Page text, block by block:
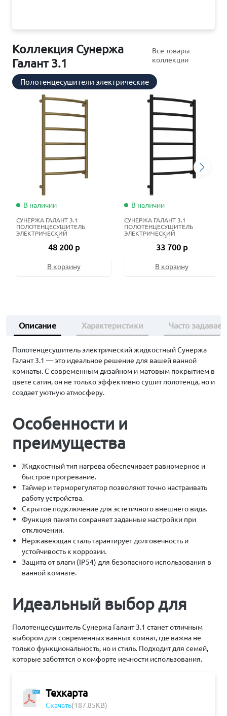
Коллекция Сунержа
Галант 3.1
Все товары
коллекции
Полотенцесушители электрические
В наличии
СУНЕРЖА ГАЛАНТ 3.1
ПОЛОТЕНЦЕСУШИТЕЛЬ
ЭЛЕКТРИЧЕСКИЙ
ЖИДКОСТНЫЙ 80Х50 СМ
СОСТАРЕННАЯ БРОНЗА
48 200 р
В корзину
В наличии
СУНЕРЖА ГАЛАНТ 3.1
ПОЛОТЕНЦЕСУШИТЕЛЬ
ЭЛЕКТРИЧЕСКИЙ
ЖИДКОСТНЫЙ 80Х50 СМ
МАТОВЫЙ ЧЁРНЫЙ
33 700 р
В корзину
Описание Характеристики Часто
Техкарта
Скачать(187.85KB)
Полотенцесушитель электрический жидкостный Сунержа
Галант 3.1 — это идеальное решение для вашей ванной
комнаты. С современным дизайном и матовым покрытием в
цвете сатин, он не только эффективно сушит полотенца, но и
создает уютную атмосферу.
Особенности и
преимущества
Жидкостный тип нагрева обеспечивает равномерное и
быстрое прогревание.
Таймер и терморегулятор позволяют точно настраивать
работу устройства.
Скрытое подключение для эстетичного внешнего вида.
Функция памяти сохраняет заданные настройки при
отключении.
Нержавеющая сталь гарантирует долговечность и
устойчивость к коррозии.
Защита от влаги (IP54) для безопасного использования в
ванной комнате.
Идеальный выбор для
Полотенцесушитель Сунержа Галант 3.1 станет отличным
выбором для современных ванных комнат, где важна не
только функциональность, но и стиль. Подходит для семей,
которые заботятся о комфорте иечности использования.